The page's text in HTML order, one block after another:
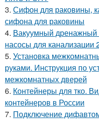
3. Сифон для раковины,
сифона для раковины
4. Вакуумный
насосы для канализации
5. Установка
руками. Инструкция по
межкомнатных дверей
6. Контейнеры для тко.
контейнеров в России
7. Подключение